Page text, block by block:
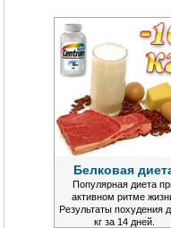
Белковая
Популярная диета
активном ритме
Результаты похудения
кг за 14 дней.